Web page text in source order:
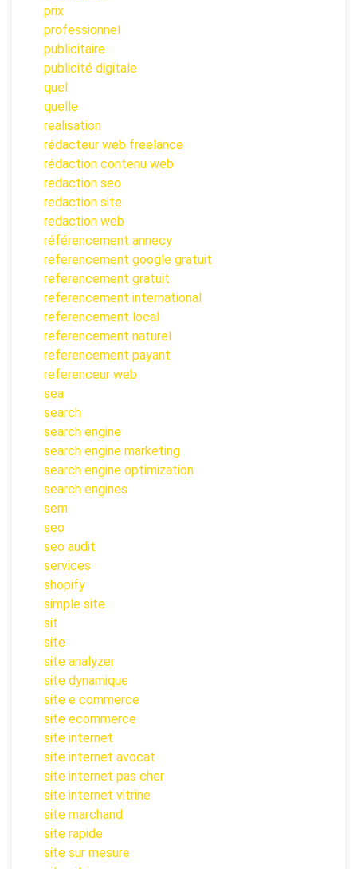
prix
professionnel
publicitaire
publicité digitale
quel
quelle
realisation
rédacteur web freelance
rédaction contenu web
redaction seo
redaction site
redaction web
référencement annecy
referencement google gratuit
referencement gratuit
referencement international
referencement local
referencement naturel
referencement payant
referenceur web
sea
search
search engine
search engine marketing
search engine optimization
search engines
sem
seo
seo audit
services
shopify
simple site
sit
site
site analyzer
site dynamique
site e commerce
site ecommerce
site internet
site internet avocat
site internet pas cher
site internet vitrine
site marchand
site rapide
site sur mesure